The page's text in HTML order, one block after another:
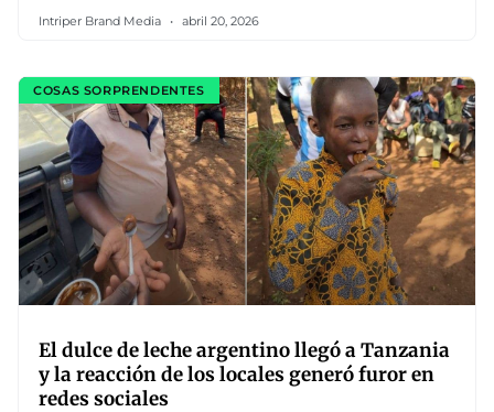
Intriper Brand Media abril 20, 2026
COSAS SORPRENDENTES
El dulce de leche argentino llegó a Tanzania
y la reacción de los locales generó furor en
redes sociales